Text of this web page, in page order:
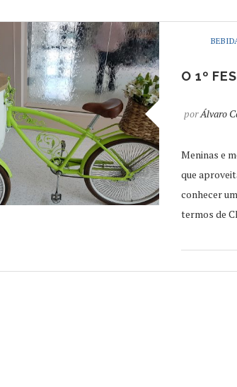
O 1º
porÁlvaro
Meninas e
que
conhecer
termos de